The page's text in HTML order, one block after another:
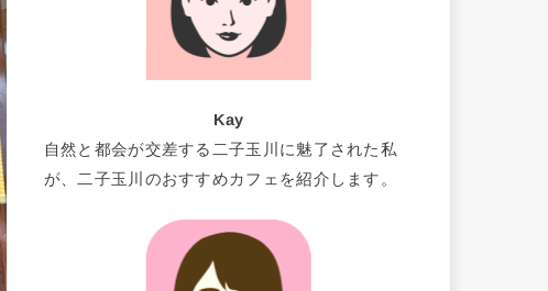
Kay
自然と都会が交差する二子玉川に魅了された私
が、二子玉川のおすすめカフェを紹介します。